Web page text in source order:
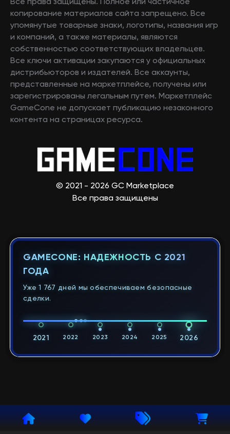
Все права защищены. Полное или частичное
копирование материалов сайта запрещено. Все
упомянутые товарные знаки, логотипы, названия игр
и компаний, а также материалы, являются
собственностью соответствующих владельцев.
Все ключи активации закупаются у официальных
дистрибьюторов и издателей. Все аккаунты,
представленные на маркетплейсе, получены или
зарегистрированы легальным путем. Маркетплейс
GameCone не допускает публикацию незаконного
контента на страницах ресурса.
© 2021 - 2026 GC Marketplace
Все права защищены
GAMECONE: НАДЕЖНОСТЬ С 2021
ГОДА
Уже 1 767 дней мы обеспечиваем безопасные
сделки.
2021 2022 2023 2024 2025 2026